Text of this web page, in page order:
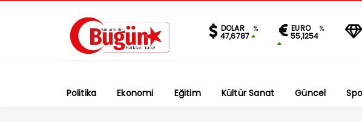
DOLAR %
47,6787
EURO %
55,1254
Politika Ekonomi Eğitim Kültür Sanat Güncel